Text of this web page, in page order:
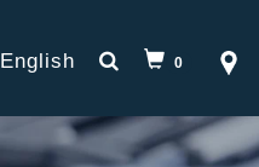
English 0